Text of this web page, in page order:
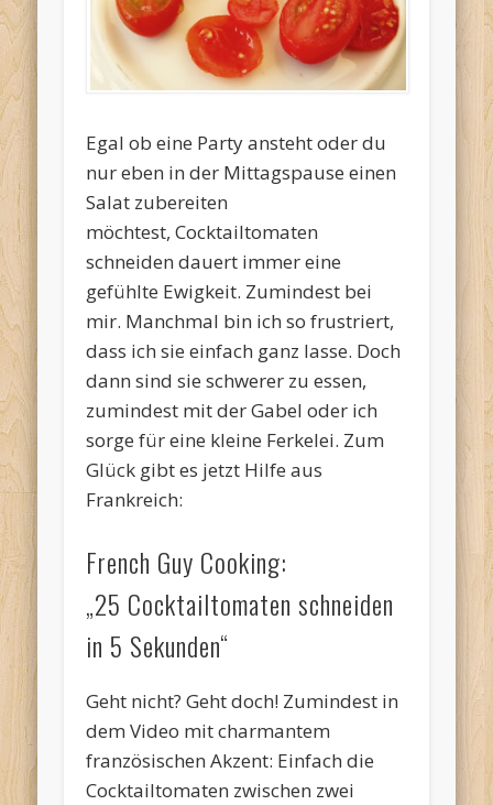
Egal ob eine Party ansteht oder du
nur eben in der Mittagspause einen
Salat zubereiten
möchtest, Cocktailtomaten
schneiden dauert immer eine
gefühlte Ewigkeit. Zumindest bei
mir. Manchmal bin ich so frustriert,
dass ich sie einfach ganz lasse. Doch
dann sind sie schwerer zu essen,
zumindest mit der Gabel oder ich
sorge für eine kleine Ferkelei. Zum
Glück gibt es jetzt Hilfe aus
Frankreich:
French Guy Cooking:
„25 Cocktailtomaten schneiden
in 5 Sekunden“
Geht nicht? Geht doch! Zumindest in
dem Video mit charmantem
französischen Akzent: Einfach die
Cocktailtomaten zwischen zwei